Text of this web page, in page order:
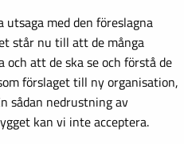
med den föreslagna
står nu till att de många
att de ska se och förstå de
förslaget till ny organisation,
sådan nedrustning av
kan vi inte acceptera.